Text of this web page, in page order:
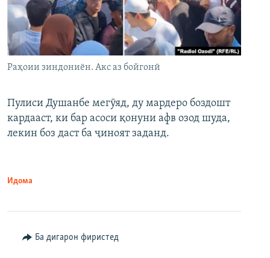
Раҳоии зиндониён. Акс аз бойгонӣ
Пулиси Душанбе мегӯяд, ду мардеро боздошт
кардааст, ки бар асоси қонуни афв озод шуда,
лекин боз даст ба ҷиноят заданд.
Идома
Ба дигарон фиристед